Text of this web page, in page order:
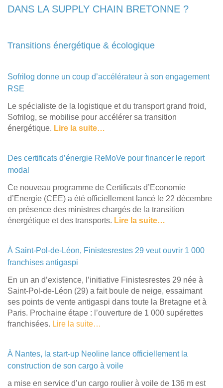
DANS LA SUPPLY CHAIN BRETONNE ?
Transitions énergétique & écologique
Sofrilog donne un coup d’accélérateur à son engagement
RSE
Le spécialiste de la logistique et du transport grand froid,
Sofrilog, se mobilise pour accélérer sa transition
énergétique. Lire la suite…
Des certificats d’énergie ReMoVe pour financer le report
modal
Ce nouveau programme de Certificats d’Economie
d’Energie (CEE) a été officiellement lancé le 22 décembre
en présence des ministres chargés de la transition
énergétique et des transports. Lire la suite…
À Saint-Pol-de-Léon, Finistesrestes 29 veut ouvrir 1 000
franchises antigaspi
En un an d’existence, l’initiative Finistesrestes 29 née à
Saint-Pol-de-Léon (29) a fait boule de neige, essaimant
ses points de vente antigaspi dans toute la Bretagne et à
Paris. Prochaine étape : l’ouverture de 1 000 supérettes
franchisées. Lire la suite…
À Nantes, la start-up Neoline lance officiellement la
construction de son cargo à voile
a mise en service d’un cargo roulier à voile de 136 m est